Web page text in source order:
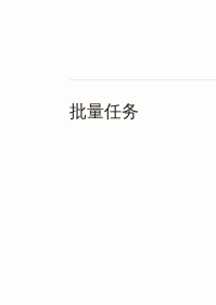
批量任务